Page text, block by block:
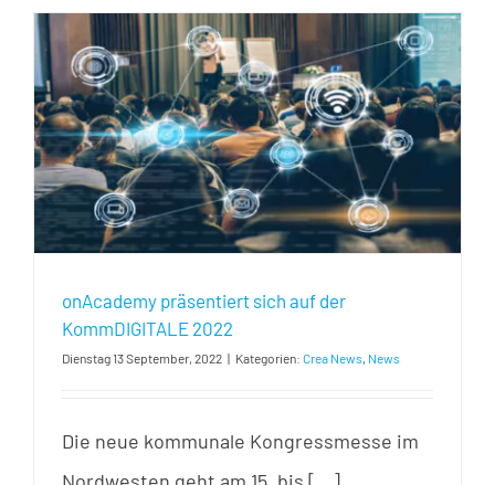
onAcademy präsentiert sich auf der
KommDIGITALE 2022
Dienstag 13 September, 2022 | Kategorien: Crea News, News
Die neue kommunale Kongressmesse im